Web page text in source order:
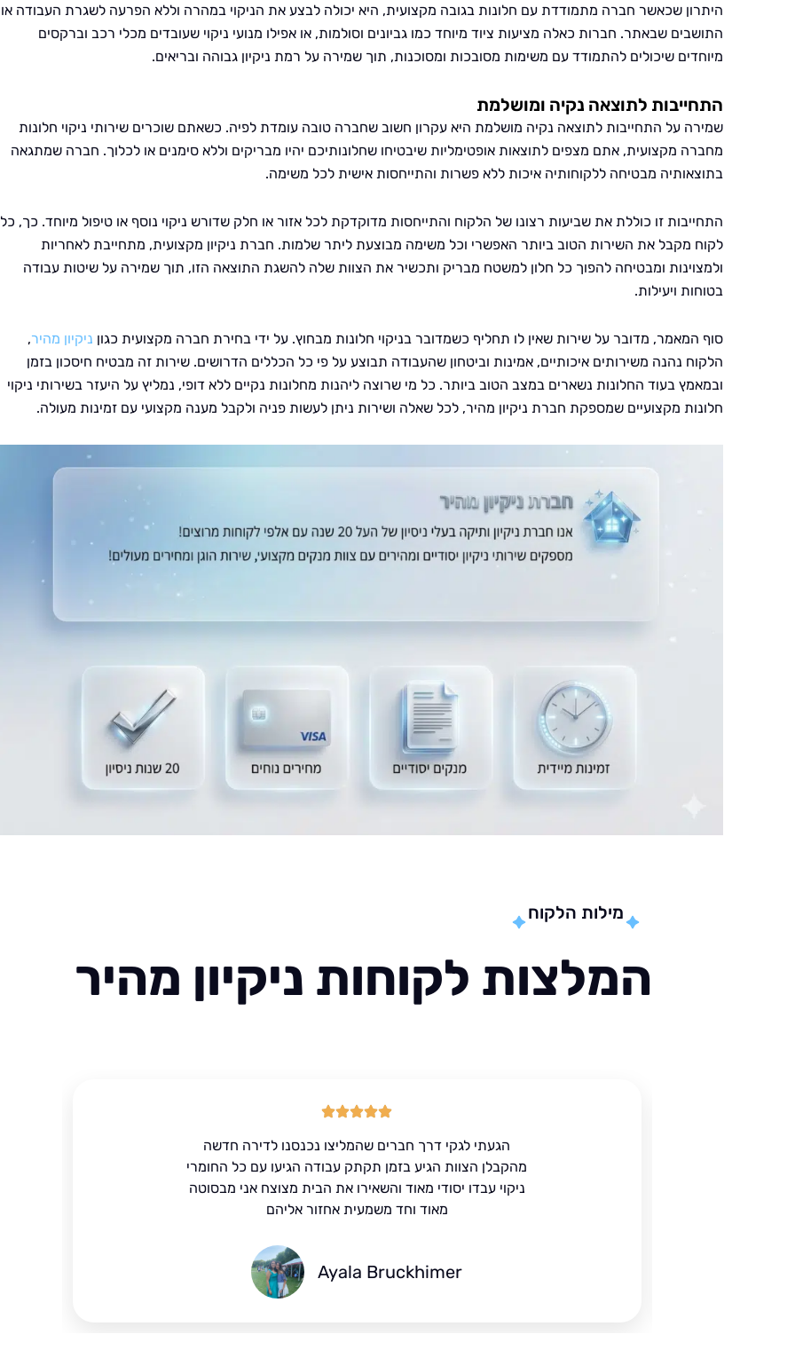
היתרון שכאשר חברה מתמודדת עם חלונות בגובה מקצועית, היא יכולה לבצע את הניקוי במהרה וללא הפרעה לשגרת העבודה או
התושבים שבאתר. חברות כאלה מציעות ציוד מיוחד כמו גביונים וסולמות, או אפילו מנועי ניקוי שעובדים מכלי רכב וברקסים
מיוחדים שיכולים להתמודד עם משימות מסובכות ומסוכנות, תוך שמירה על רמת ניקיון גבוהה ובריאים.
התחייבות לתוצאה נקיה ומושלמת
שמירה על התחייבות לתוצאה נקיה מושלמת היא עקרון חשוב שחברה טובה עומדת לפיה. כשאתם שוכרים שירותי ניקוי חלונות
מחברה מקצועית, אתם מצפים לתוצאות אופטימליות שיבטיחו שחלונותיכם יהיו מבריקים וללא סימנים או לכלוך. חברה שמתגאה
בתוצאותיה מבטיחה ללקוחותיה איכות ללא פשרות והתייחסות אישית לכל משימה.
התחייבות זו כוללת את שביעות רצונו של הלקוח והתייחסות מדוקדקת לכל אזור או חלק שדורש ניקוי נוסף או טיפול מיוחד. כך, כל
לקוח מקבל את השירות הטוב ביותר האפשרי וכל משימה מבוצעת ליתר שלמות. חברת ניקיון מקצועית, מתחייבת לאחריות
ולמצוינות ומבטיחה להפוך כל חלון למשטח מבריק ותכשיר את הצוות שלה להשגת התוצאה הזו, תוך שמירה על שיטות עבודה
בטוחות ויעילות.
סוף המאמר, מדובר על שירות שאין לו תחליף כשמדובר בניקוי חלונות מבחוץ. על ידי בחירת חברה מקצועית כגון ניקיון מהיר,
הלקוח נהנה משירותים איכותיים, אמינות וביטחון שהעבודה תבוצע על פי כל הכללים הדרושים. שירות זה מבטיח חיסכון בזמן
ובמאמץ בעוד החלונות נשארים במצב הטוב ביותר. כל מי שרוצה ליהנות מחלונות נקיים ללא דופי, נמליץ על היעזר בשירותי ניקוי
חלונות מקצועיים שמספקת חברת ניקיון מהיר, לכל שאלה ושירות ניתן לעשות פניה ולקבל מענה מקצועי עם זמינות מעולה.
מילות הלקוח
המלצות לקוחות ניקיון מהיר
הגעתי לגקי דרך חברים שהמליצו נכנסנו לדירה חדשה
מהקבלן הצוות הגיע בזמן תקתק עבודה הגיעו עם כל החומרי
ניקוי עבדו יסודי מאוד והשאירו את הבית מצוצח אני מבסוטה
מאוד וחד משמעית אחזור אליהם
Ayala Bruckhimer